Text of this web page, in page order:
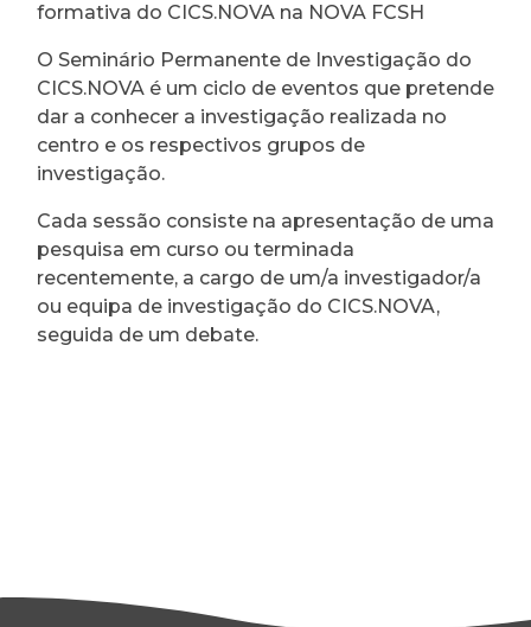
formativa do CICS.NOVA na NOVA FCSH
O Seminário Permanente de Investigação do
CICS.NOVA é um ciclo de eventos que pretende
dar a conhecer a investigação realizada no
centro e os respectivos grupos de
investigação.
Cada sessão consiste na apresentação de uma
pesquisa em curso ou terminada
recentemente, a cargo de um/a investigador/a
ou equipa de investigação do CICS.NOVA,
seguida de um debate.